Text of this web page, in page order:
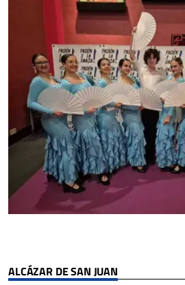
ALCÁZAR DE SAN JUAN